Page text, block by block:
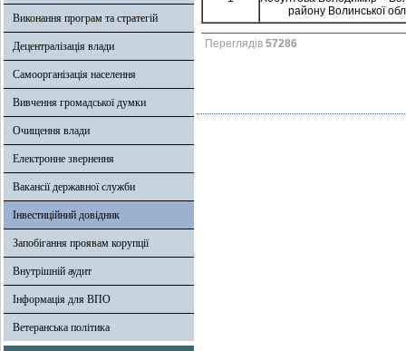
Виконання програм та стратегій
Децентралізація влади
Самоорганізація населення
Вивчення громадської думки
Очищення влади
Електронне звернення
Вакансії державної служби
Інвестиційний довідник
Запобігання проявам корупції
Внутрішній аудит
Інформація для ВПО
Ветеранська політика
району Волинської
Переглядів 57286